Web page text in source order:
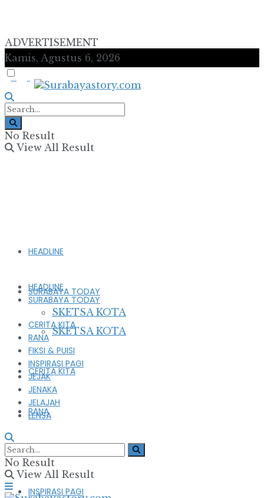
ADVERTISEMENT
Kamis, Agustus 6, 2026
No Result
View All Result
HEADLINE
SURABAYA TODAY
SKETSA KOTA
CERITA KITA
RANA
FIKSI & PUISI
INSPIRASI PAGI
HEADLINE
SURABAYA TODAY
SKETSA KOTA
CERITA KITA
RANA
FIKSI & PUISI
INSPIRASI PAGI
JEJAK
JENAKA
JELAJAH
LENSA
No Result
View All Result